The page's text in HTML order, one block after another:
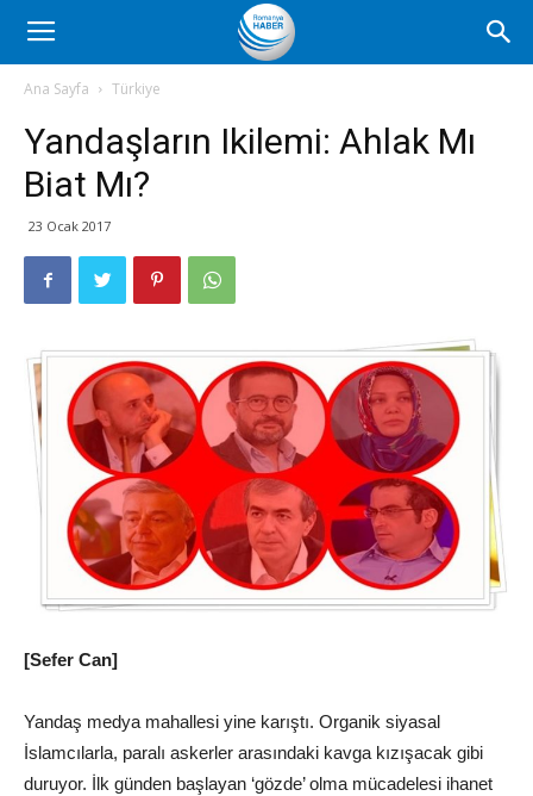
Romanya
Haber
Ana Sayfa Türkiye
Yandaşların Ikilemi: Ahlak Mı
Biat Mı?
23 Ocak 2017
[Sefer Can]
Yandaş medya mahallesi yine karıştı. Organik siyasal
İslamcılarla, paralı askerler arasındaki kavga kızışacak gibi
duruyor. İlk günden başlayan ‘gözde’ olma mücadelesi ihanet